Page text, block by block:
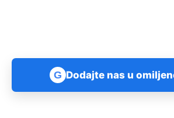
G Dodajte nas u